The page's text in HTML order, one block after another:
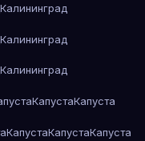
Калининград
Калининград
Калининград
КапустаКапуста
КапустаКапустаКапуста